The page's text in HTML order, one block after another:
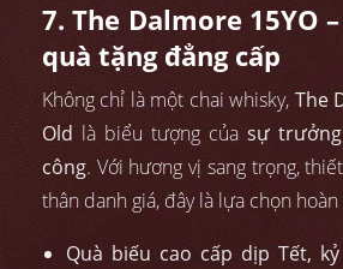
7. The Dalmore 15YO
quà tặng đẳng cấp
Không chỉ là một chai whisky, The
Old là biểu tượng của sự
công. Với hương vị sang trọng,
thân danh giá, đây là lựa chọn
Quà biếu cao cấp dịp Tết,